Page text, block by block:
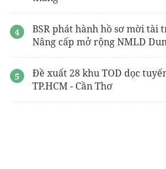
BSR phát hành hồ sơ mời tài
Nâng cấp mở rộng NMLD
Đề xuất 28 khu TOD dọc
TP.HCM - Cần Thơ